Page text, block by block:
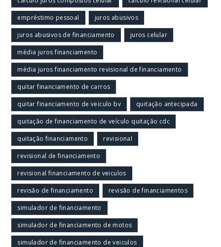
empréstimo pessoal juros abusivos
juros abusivos de financiamento juros celular
média juros financiamento
média juros financiamento revisional de financiamento
quitar financiamento de carros
quitar financiamento de veiculo bv quitação antecipada
quitação de financiamento de veículo quitação cdc
quitação financiamento revisional
revisional de financiamento
revisional financiamento de veiculos
revisão de financiamento revisão de financiamentos
simulador de financiamento
simulador de financiamento de motos
simulador de financiamento de veiculos